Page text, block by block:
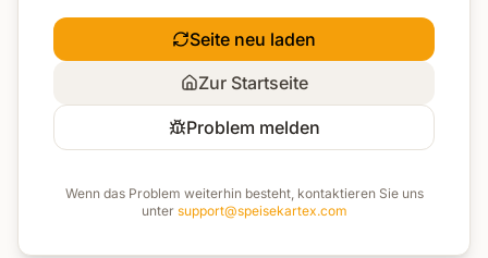
Seite neu laden
Zur Startseite
Problem melden
Wenn das Problem weiterhin besteht, kontaktieren Sie uns
unter support@speisekartex.com